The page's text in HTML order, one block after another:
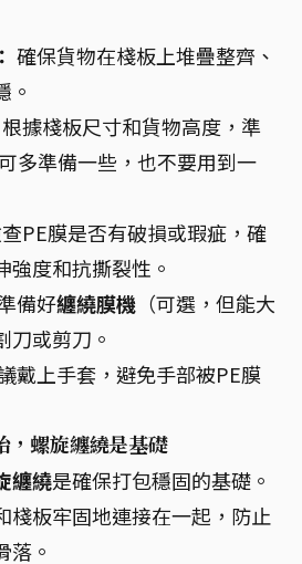
確保貨物在棧板上堆疊整齊、
。
根據棧板尺寸和貨物高度，準
多準備一些，也不要用到一
PE膜是否有破損或瑕疵，確
強度和抗撕裂性。
備好纏繞膜機 （可選，但能大
刀或剪刀。
戴上手套，避免手部被PE膜
，螺旋纏繞是基礎
纏繞是確保打包穩固的基礎。
棧板牢固地連接在一起，防止
落。